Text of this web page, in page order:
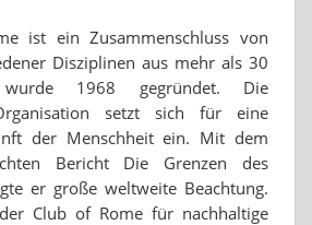
ist ein Zusammenschluss von
Disziplinen aus mehr als 30
1968 gegründet. Die
setzt sich für eine
der Menschheit ein. Mit dem
Bericht Die Grenzen des
er große weltweite Beachtung.
Club of Rome für nachhaltige